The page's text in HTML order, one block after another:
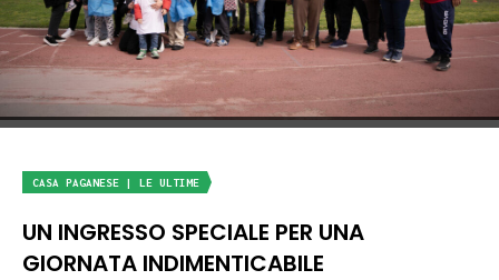
CASA PAGANESE | LE ULTIME
UN INGRESSO SPECIALE PER UNA
GIORNATA INDIMENTICABILE